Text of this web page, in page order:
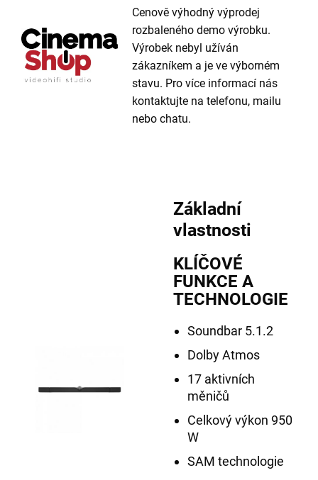
Cenově výhodný výprodej
rozbaleného demo výrobku.
Výrobek nebyl užíván
zákazníkem a je ve výborném
stavu. Pro více informací nás
kontaktujte na telefonu, mailu
nebo chatu.
Základní
vlastnosti
KLÍČOVÉ
FUNKCE A
TECHNOLOGIE
Soundbar 5.1.2
Dolby Atmos
17 aktivních
měničů
Celkový výkon 950
W
SAM technologie